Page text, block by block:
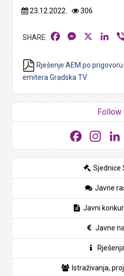
23.12.2022. 306
FacebookMessenger
Rješenje AEM po
emitera Gradska TV
Follow
Facebook
Sjednice
Javne
Javni
Javne
Istraživanja,